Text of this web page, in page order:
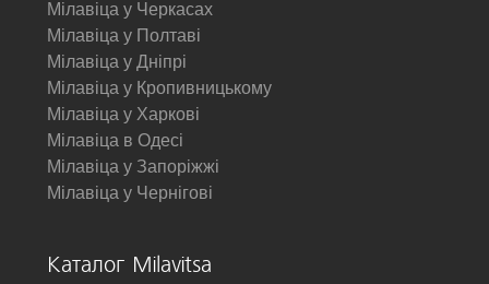
Мілавіца у Черкасах
Мілавіца у Полтаві
Мілавіца у Дніпрі
Мілавіца у Кропивницькому
Мілавіца у Харкові
Мілавіца в Одесі
Мілавіца у Запоріжжі
Мілавіца у Чернігові
Каталог Milavitsa